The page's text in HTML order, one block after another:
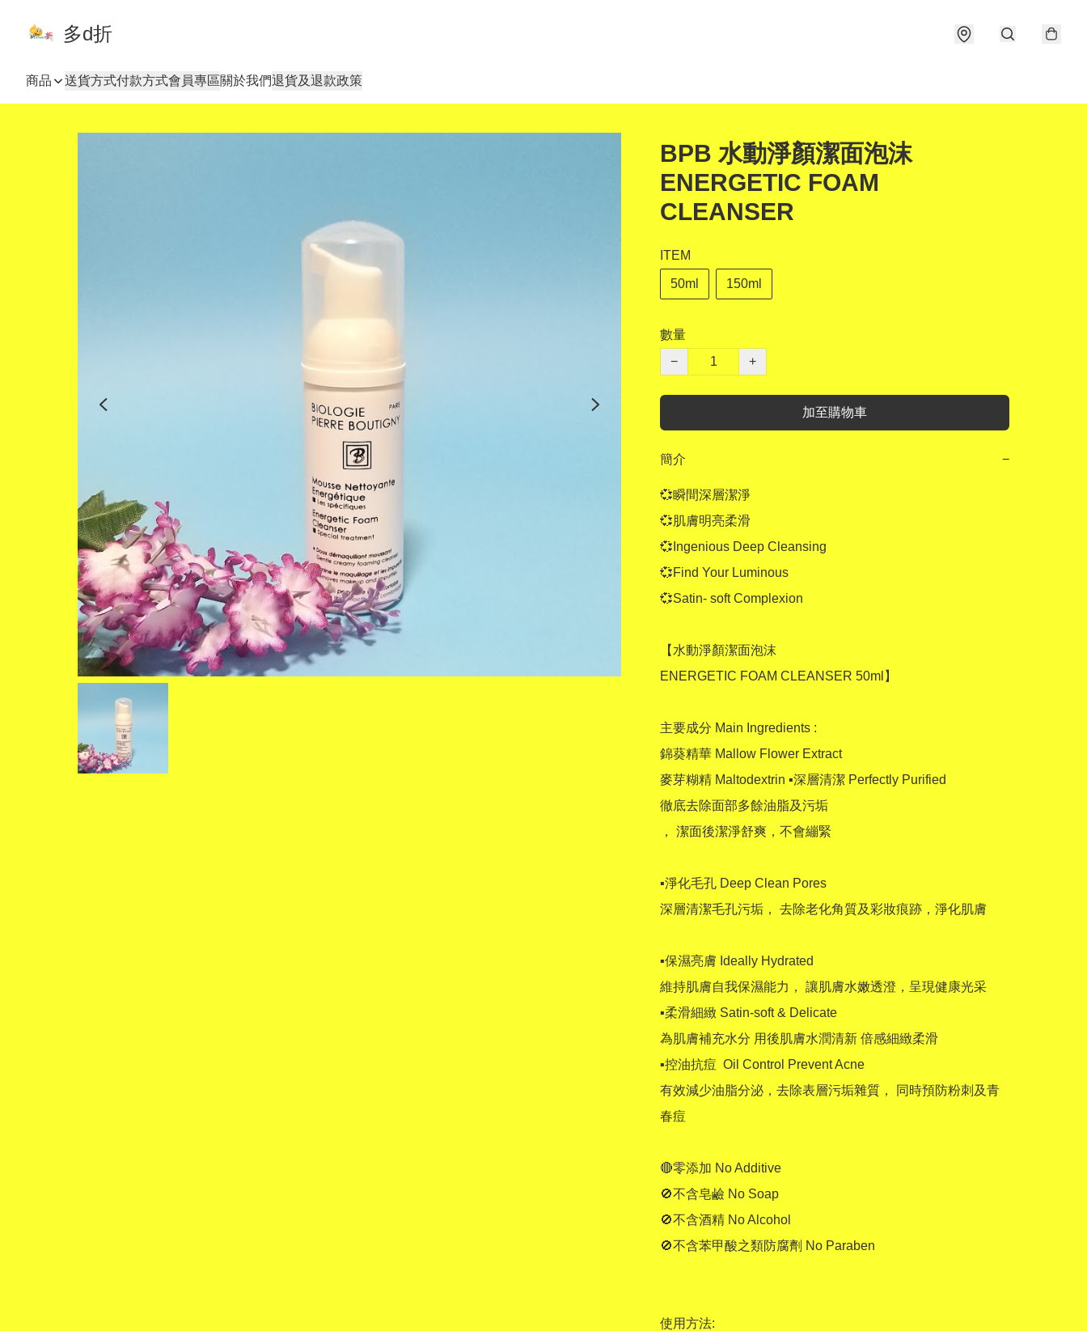
多d折
商品 送貨方式付款方式會員專區關於我們退貨及退款政策
BPB 水動淨顏潔面泡沫
ENERGETIC FOAM
CLEANSER
ITEM
50ml 150ml
數量
−
+
加至購物車
簡介 −
💞瞬間深層潔淨
💞肌膚明亮柔滑
💞Ingenious Deep Cleansing
💞Find Your Luminous
💞Satin- soft Complexion
【水動淨顏潔面泡沫
ENERGETIC FOAM CLEANSER 50ml】
主要成分 Main Ingredients :
錦葵精華 Mallow Flower Extract
麥芽糊精 Maltodextrin ▪️深層清潔 Perfectly Purified
徹底去除面部多餘油脂及污垢
， 潔面後潔淨舒爽，不會繃緊
▪️淨化毛孔 Deep Clean Pores
深層清潔毛孔污垢， 去除老化角質及彩妝痕跡，淨化肌膚
▪️保濕亮膚 Ideally Hydrated
維持肌膚自我保濕能力， 讓肌膚水嫩透澄，呈現健康光采
▪️柔滑細緻 Satin-soft & Delicate
為肌膚補充水分 用後肌膚水潤清新 倍感細緻柔滑
▪️控油抗痘  Oil Control Prevent Acne
有效減少油脂分泌，去除表層污垢雜質， 同時預防粉刺及青
春痘
🔴零添加 No Additive
🚫不含皂鹼 No Soap
🚫不含酒精 No Alcohol
🚫不含苯甲酸之類防腐劑 No Paraben
使用方法: